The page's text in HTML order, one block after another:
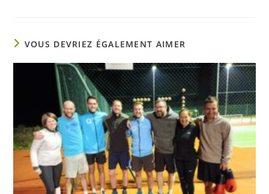
VOUS DEVRIEZ ÉGALEMENT AIMER